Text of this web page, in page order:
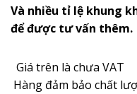
Và nhiều tỉ lệ khung
để được tư vấn thêm.
Giá trên là chưa VAT
Hàng đảm bảo chất